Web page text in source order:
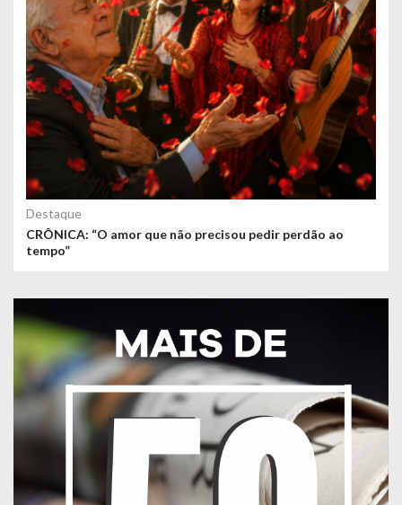
Destaque
CRÔNICA: “O amor que não precisou pedir perdão ao
tempo”